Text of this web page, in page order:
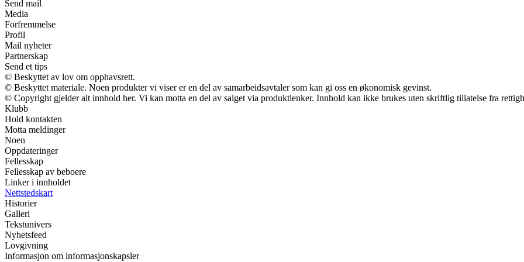
Send mail
Media
Forfremmelse
Profil
Mail nyheter
Partnerskap
Send et tips
© Beskyttet av lov om opphavsrett.
© Beskyttet materiale. Noen produkter vi viser er en del av samarbeidsavtaler som kan gi oss en økonomisk gevinst.
© Copyright gjelder alt innhold her. Vi kan motta en del av salget via produktlenker. Innhold kan ikke brukes uten skriftlig tillatelse fra
Klubb
Hold kontakten
Motta meldinger
Noen
Oppdateringer
Fellesskap
Fellesskap av beboere
Linker i innholdet
Nettstedskart
Historier
Galleri
Tekstunivers
Nyhetsfeed
Lovgivning
Informasjon om informasjonskapsler